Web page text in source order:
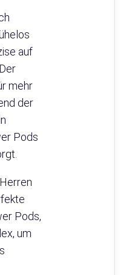
auf
mehr
der
Pods
Pods,
um